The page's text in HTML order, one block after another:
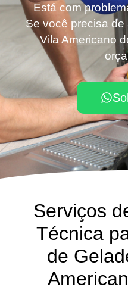
Está com
Se você precisa
Vila Americano
Serviços
Técnica
de